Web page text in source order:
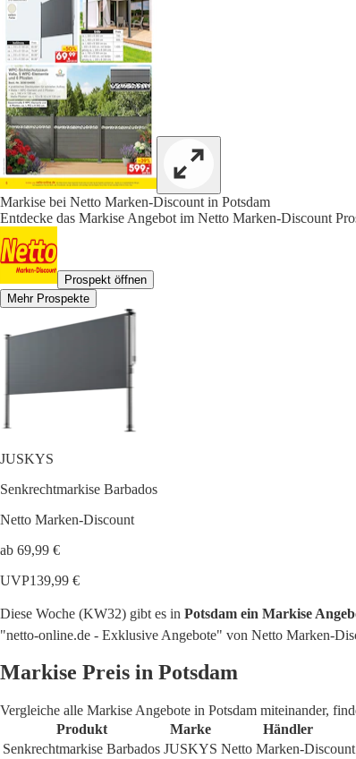
Markise bei Netto Marken-Discount in Potsdam
Entdecke das Markise Angebot im Netto Marken-Discount
Prospekt öffnen
Mehr Prospekte
JUSKYS
Senkrechtmarkise Barbados
Netto Marken-Discount
ab 69,99 €
UVP139,99 €
Diese Woche (KW32) gibt es in Potsdam ein Markise
"netto-online.de - Exklusive Angebote" von Netto Marken-
Markise Preis in Potsdam
Vergleiche alle Markise Angebote in Potsdam miteinander,
Produkt
Marke Händler
Senkrechtmarkise Barbados JUSKYS Netto Marken-Discount